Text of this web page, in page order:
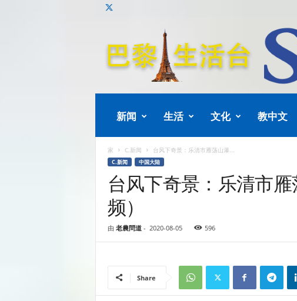
新闻 生活 文化 教中文
家 C.新闻 台风下奇景：乐清市雁荡山瀑...
C.新闻 中国大陆
台风下奇景：乐清市
频）
由 老農問道- 2020-08-05 596
Share